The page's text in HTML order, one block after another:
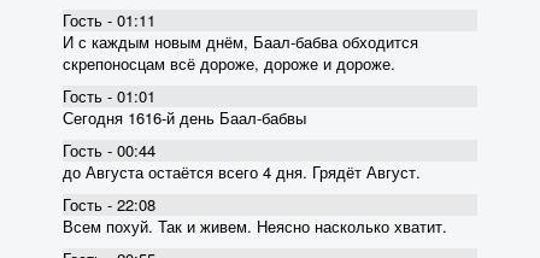
Гость - 01:11
И с каждым новым днём, Баал-бабва обходится
скрепоносцам всё дороже, дороже и дороже.
Гость - 01:01
Сегодня 1616-й день Баал-бабвы
Гость - 00:44
до Августа остаётся всего 4 дня. Грядёт Август.
Гость - 22:08
Всем похуй. Так и живем. Неясно насколько хватит.